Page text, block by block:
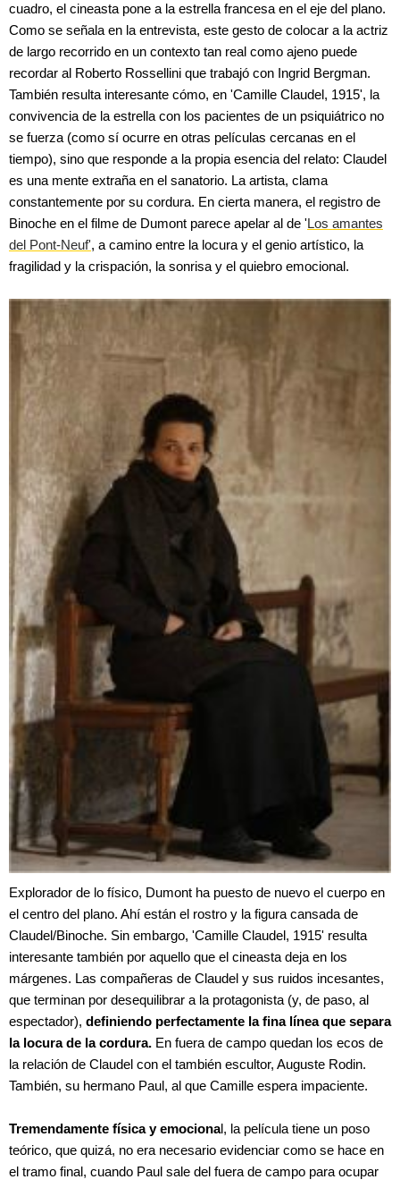
cuadro, el cineasta pone a la estrella francesa en el eje del plano.
Como se señala en la entrevista, este gesto de colocar a la actriz
de largo recorrido en un contexto tan real como ajeno puede
recordar al Roberto Rossellini que trabajó con Ingrid Bergman.
También resulta interesante cómo, en 'Camille Claudel, 1915', la
convivencia de la estrella con los pacientes de un psiquiátrico no
se fuerza (como sí ocurre en otras películas cercanas en el
tiempo), sino que responde a la propia esencia del relato: Claudel
es una mente extraña en el sanatorio. La artista, clama
constantemente por su cordura. En cierta manera, el registro de
Binoche en el filme de Dumont parece apelar al de 'Los amantes
del Pont-Neuf', a camino entre la locura y el genio artístico, la
fragilidad y la crispación, la sonrisa y el quiebro emocional.
Explorador de lo físico, Dumont ha puesto de nuevo el cuerpo en
el centro del plano. Ahí están el rostro y la figura cansada de
Claudel/Binoche. Sin embargo, 'Camille Claudel, 1915' resulta
interesante también por aquello que el cineasta deja en los
márgenes. Las compañeras de Claudel y sus ruidos incesantes,
que terminan por desequilibrar a la protagonista (y, de paso, al
espectador), definiendo perfectamente la fina línea que separa
la locura de la cordura. En fuera de campo quedan los ecos de
la relación de Claudel con el también escultor, Auguste Rodin.
También, su hermano Paul, al que Camille espera impaciente.
Tremendamente física y emocional, la película tiene un poso
teórico, que quizá, no era necesario evidenciar como se hace en
el tramo final, cuando Paul sale del fuera de campo para ocupar